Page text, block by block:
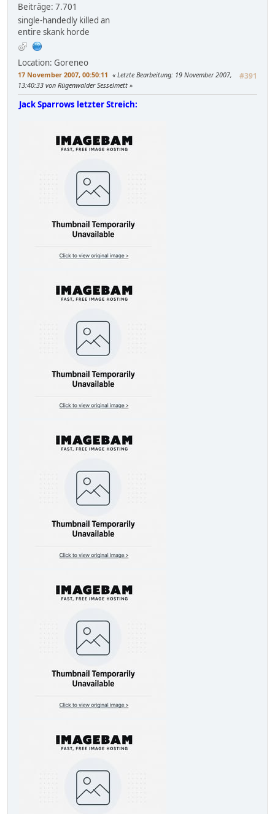
Beiträge: 7.701
single-handedly killed an
entire skank horde
Location: Goreneo
17 November 2007, 00:50:11 #391
Letzte Bearbeitung: 19 November 2007,
13:40:33 von Rügenwalder Sesselmett
Jack Sparrows letzter Streich: